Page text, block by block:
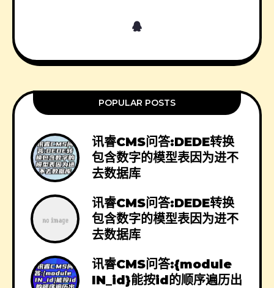
POPULAR POSTS
讯睿CMS问答:DEDE转换
包含数字的模型表因为进不
去数据库
讯睿CMS问答:DEDE转换
包含数字的模型表因为进不
去数据库
讯睿CMS问答:{module
IN_id}能按id的顺序遍历出